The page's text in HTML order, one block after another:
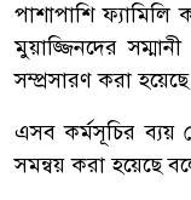
পাশাপাশি
মুয়াজ্জিনদের
সম্প্রসারণ করা
এসব কর্মসূচির ব্যয়
সমন্বয় করা হয়েছে